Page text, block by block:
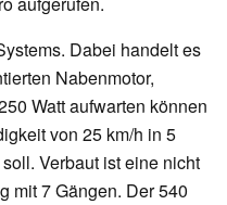
Dabei handelt es
Nabenmotor,
Watt aufwarten können
von 25 km/h in 5
Verbaut ist eine nicht
mit 7 Gängen. Der 540